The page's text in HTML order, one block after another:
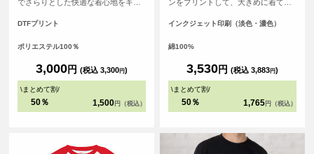
でさらりとした快適な着心地をキー
対策や肌寒い季節にも対応可能で
な肌触りも魅力。まるで着ているこ
ティブシーンはもちろん、リラック
スしたい普段使いにも最適です。 ス
ポーツチームのユニフォームやイベ
てもおすすめです。<br> ※商品の色
DTFプリント
ポリエステル100％
3,000円 (税込 3,300円)
\まとめて割/
50％ 1,500 円（税込）
ンをプリントして、大きめに着て、
う！
インクジェット印刷（淡色・濃色）
綿100%
3,530円 (税込 3,883円)
\まとめて割/
50％ 1,765 円（税込）